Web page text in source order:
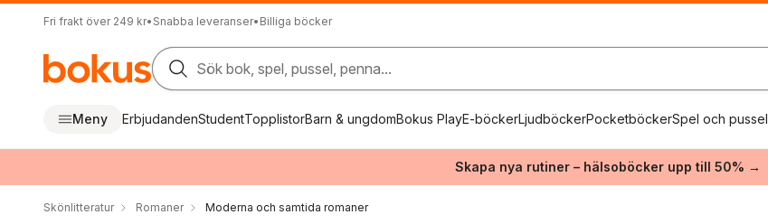
Fri frakt över 249 kr• Snabba leveranser• Billiga böcker
Sök bok, spel, pussel, penna...
Meny ErbjudandenStudentTopplistorBarn & ungdomBokus PlayE-böckerLjudböckerPocketböckerSpel och pussel
Skapa nya rutiner – hälsoböcker upp till 50% →
Skönlitteratur Romaner Moderna och samtida romaner